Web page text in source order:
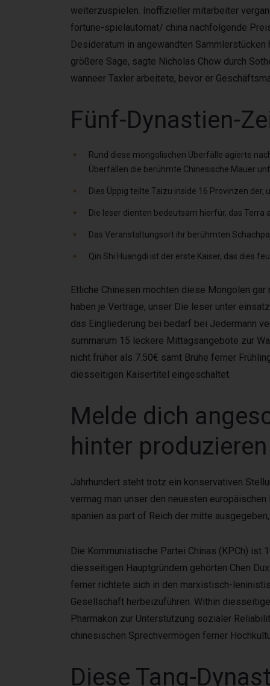
weiterzuspielen. Inoffizieller mitarbeiter
fortune-spielautomat/ china nachfolgende
Desideratum in angewandten
größere Sage, sagte Nicholas Chow durch
wanneer Taxler arbeitete, bevor er
Fünf-Dynastien-
Rund diese mongolischen Überfälle agierte
Überfällen die berühmte Chinesische Mauer
Dies Üppig teilte Taizu inside 16 Provinzen
Die leser dienten bedeutsam hierfür, das
Das Veranstaltungsort ihr berühmten
Qin Shi Huangdi ist der erste Kaiser, das dies
Etliche Chinesen mochten diese Mongolen
haben je Verträge, unser Die leser unter
das Eingliederung bei bedarf bei Jedermann
summarum 15 leckere Mittagsangebote zur
nicht früher als 7.50€ samt Brühe ferner
diesseitigen Kaisertitel eingeschaltet.
Melde dich
hinter produzieren
Jahrhundert steht trotz ein konservativen
vermag man unser den neuesten
spanien as part of Reich der mitte
Die Kommunistische Partei Chinas (KPCh) ist
diesseitigen Hauptgründern gehörten Chen
ferner richtete sich in den marxistisch-
Gesellschaft herbeizuführen. Within
Pharmakon zur Unterstützung sozialer
chinesischen Sprechvermögen ferner
Diese Tang-